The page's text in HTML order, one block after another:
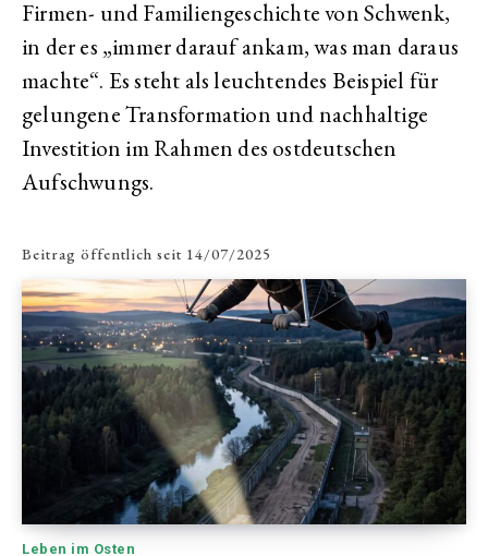
Firmen- und Familiengeschichte von Schwenk,
in der es „immer darauf ankam, was man daraus
machte“. Es steht als leuchtendes Beispiel für
gelungene Transformation und nachhaltige
Investition im Rahmen des ostdeutschen
Aufschwungs.
Beitrag öffentlich seit 14/07/2025
Leben im Osten